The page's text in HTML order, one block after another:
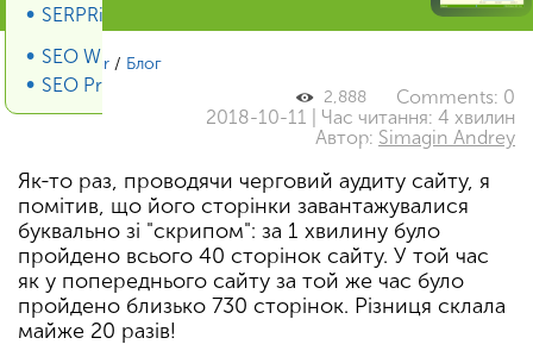
SERPRiver SERP Scraper
SEO Wiki
SEO Promotion
SiteAnalyzer / Блог
Comments: 0
2,888
2018-10-11 | Час читання: 4 хвилин
Автор: Simagin Andrey
Як-то раз, проводячи черговий аудиту сайту, я
помітив, що його сторінки завантажувалися
буквально зі "скрипом": за 1 хвилину було
пройдено всього 40 сторінок сайту. У той час
як у попереднього сайту за той же час було
пройдено близько 730 сторінок. Різниця склала
майже 20 разів!